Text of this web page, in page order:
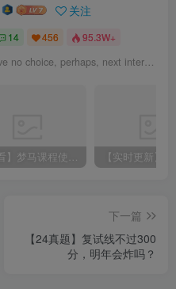
关注
14 456 95.3W+
Don’t hurry say have no choice, perhaps, next intersection will meet hope.
【必看】梦马课程使用方法！
下一篇
【24真题】复试线不过300
分，明年会炸吗？